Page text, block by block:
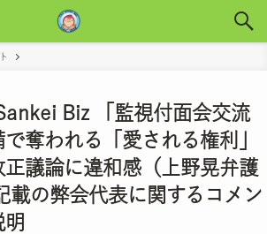
Biz 「監視付面会交流
奪われる「愛される権利」
正議論に違和感（上野晃弁護
載の弊会代表に関するコメン
明